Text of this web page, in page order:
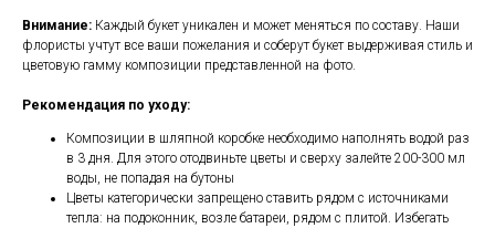
Внимание: Каждый букет уникален и может меняться по составу. Наши
флористы учтут все ваши пожелания и соберут букет выдерживая стиль и
цветовую гамму композиции представленной на фото.
Рекомендация по уходу:
Композиции в шляпной коробке необходимо наполнять водой раз
в 3 дня. Для этого отодвиньте цветы и сверху залейте 200-300 мл
воды, не попадая на бутоны
Цветы категорически запрещено ставить рядом с источниками
тепла: на подоконник, возле батареи, рядом с плитой. Избегать